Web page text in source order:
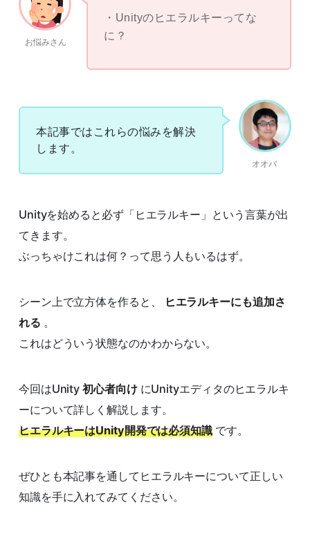
お悩みさん
Unityのヒエラルキーってな
に？
オオバ
本記事ではこれらの悩みを解決
します。
Unityを始めると必ず「ヒエラルキー」という言葉が出
てきます。
ぶっちゃけこれは何？って思う人もいるはず。
シーン上で立方体を作ると、
ヒエラルキーにも追加さ
れる 。
これはどういう状態なのかわからない。
今回はUnity初心者向けにUnityエディタのヒエラルキ
ーについて詳しく解説します。
ヒエラルキーはUnity開発では必須知識 です。
ぜひとも本記事を通してヒエラルキーについて正しい
知識を手に入れてみてください。